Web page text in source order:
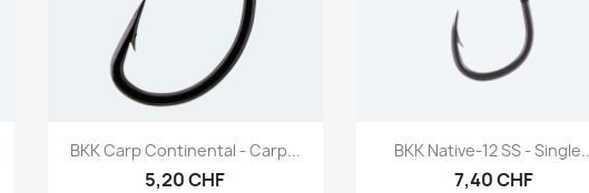
Aperçu rapide
BKK Carp Continental - Carp...
5,20 CHF
Aperçu rapide
BKK Native-12 SS -
7,40 CHF